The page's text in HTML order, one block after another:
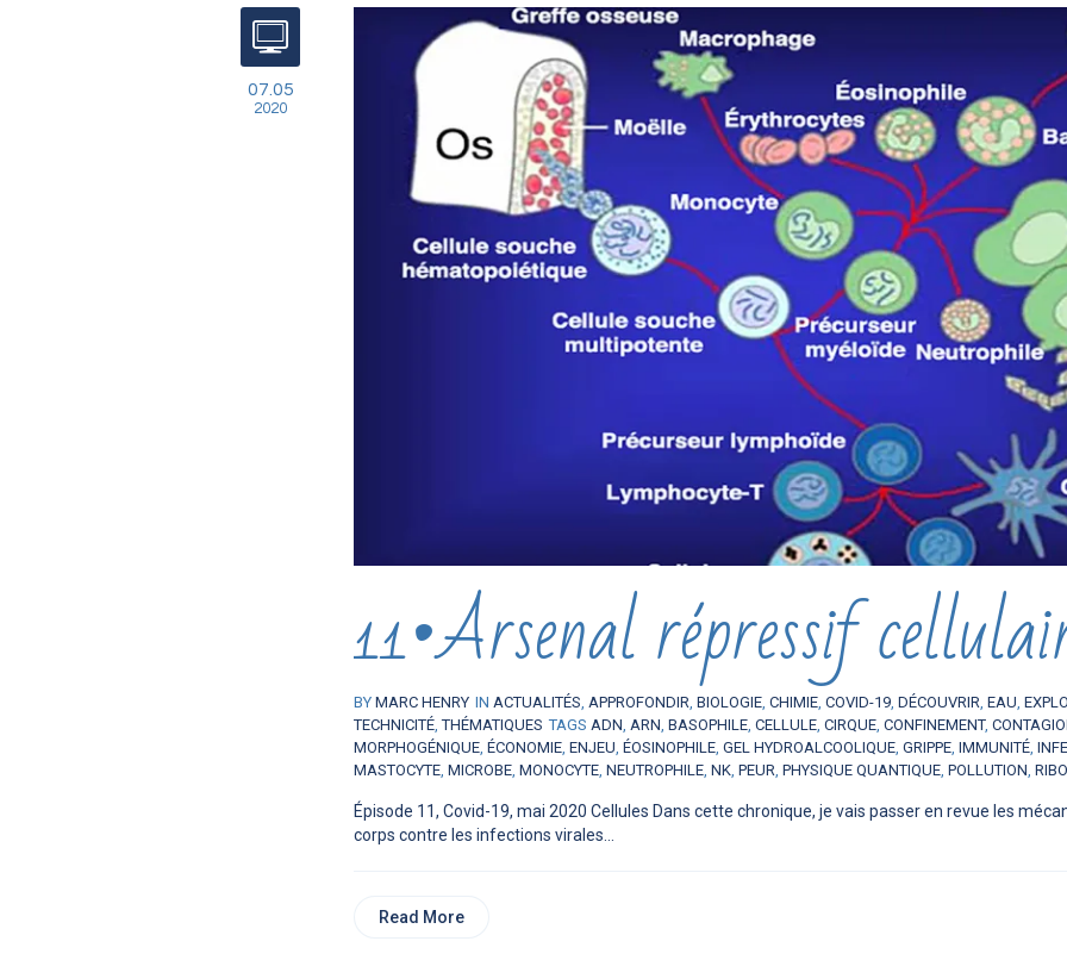
07.05
2020
11•Arsenal répressif
BY MARC HENRY IN ACTUALITÉS, APPROFONDIR, BIOLOGIE, CHIMIE, COVID-19, DÉCOUVRIR, EAU,
TECHNICITÉ,THÉMATIQUES TAGS ADN, ARN, BASOPHILE, CELLULE, CIRQUE, CONFINEMENT,
MORPHOGÉNIQUE, ÉCONOMIE, ENJEU, ÉOSINOPHILE, GEL HYDROALCOOLIQUE, GRIPPE, IMMUNITÉ,
MASTOCYTE, MICROBE, MONOCYTE, NEUTROPHILE, NK, PEUR, PHYSIQUE QUANTIQUE, POLLUTION,
Épisode 11, Covid-19, mai 2020 Cellules Dans cette chronique, je vais passer en revue les
corps contre les infections virales...
Read More